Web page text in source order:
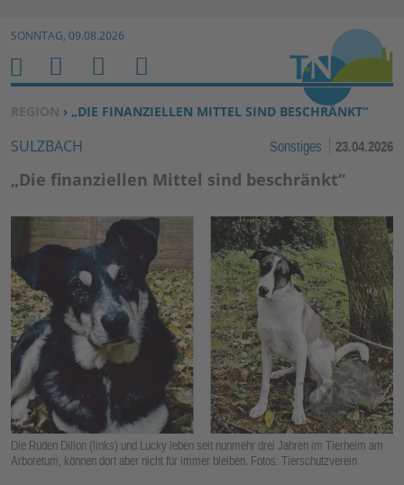
Zum Inhalt springen ↓
SONNTAG, 09.08.2026
SIE BEFINDEN SICH HIER:
REGION › „DIE FINANZIELLEN MITTEL SIND BESCHRÄNKT“
SULZBACH Sonstiges 23.04.2026
„Die finanziellen Mittel sind beschränkt“
Die Rüden Dillon (links) und Lucky leben seit nunmehr drei Jahren im Tierheim am
Arboretum, können dort aber nicht für immer bleiben. Fotos: Tierschutzverein
H
O
M
E
M
E
N
U
S
U
E
B
E
T
E
F
U
N
K
TI
N
E
N